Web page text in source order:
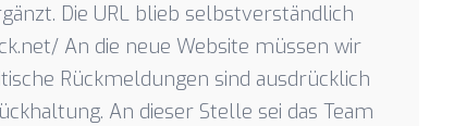
Die URL blieb selbstverständlich
An die neue Website müssen wir
Rückmeldungen sind ausdrücklich
An dieser Stelle sei das Team